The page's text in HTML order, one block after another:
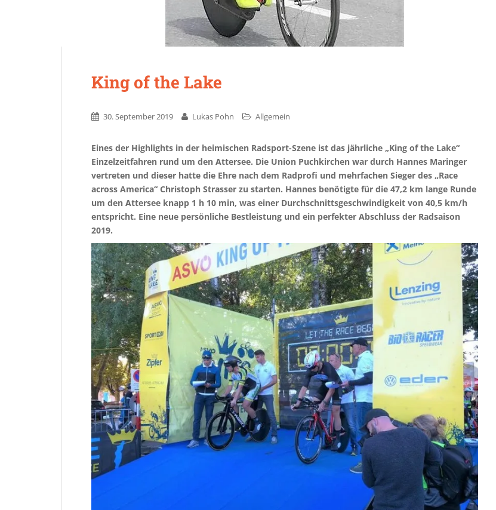
King of the Lake
30. September 2019 Lukas Pohn Allgemein
Eines der Highlights in der heimischen Radsport-Szene ist das jährliche „King of the Lake“
Einzelzeitfahren rund um den Attersee. Die Union Puchkirchen war durch Hannes Maringer
vertreten und dieser hatte die Ehre nach dem Radprofi und mehrfachen Sieger des „Race
across America“ Christoph Strasser zu starten. Hannes benötigte für die 47,2 km lange Runde
um den Attersee knapp 1 h 10 min, was einer Durchschnittsgeschwindigkeit von 40,5 km/h
entspricht. Eine neue persönliche Bestleistung und ein perfekter Abschluss der Radsaison
2019.